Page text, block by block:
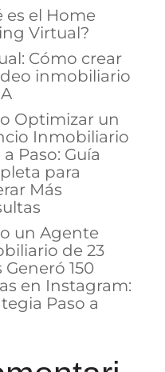
es el Home
Virtual?
Cómo crear
inmobiliario
Optimizar un
Inmobiliario
a Paso: Guía
para
Más
un Agente
de 23
Generó 150
en Instagram:
Paso a